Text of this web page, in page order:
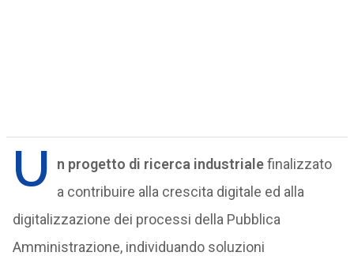
U n progetto di ricerca industrialefinalizzato
a contribuire alla crescita digitale ed alla
digitalizzazione dei processi della Pubblica
Amministrazione, individuando soluzioni